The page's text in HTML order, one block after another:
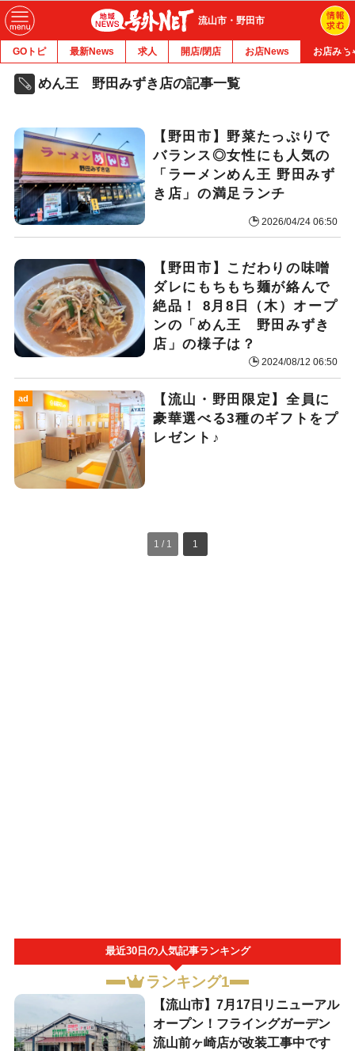
流山市・野田市
GOトピ 最新News 求人 開店/閉店 お店News お店みち
めん王 野田みずき店の記事一覧
【野田市】野菜たっぷりで
バランス◎女性にも人気の
「ラーメンめん王 野田みず
き店」の満足ランチ
2026/04/24 06:50
【野田市】こだわりの味噌
ダレにもちもち麺が絡んで
絶品！ 8月8日（木）オープ
ンの「めん王 野田みずき
店」の様子は？
2024/08/12 06:50
ad
【流山・野田限定】全員に
豪華選べる3種のギフトをプ
レゼント♪
1 / 1 1
最近30日の人気記事ランキング
ランキング1
【流山市】7月17日リニューアル
オープン！フライングガーデン
流山前ヶ崎店が改装工事中です